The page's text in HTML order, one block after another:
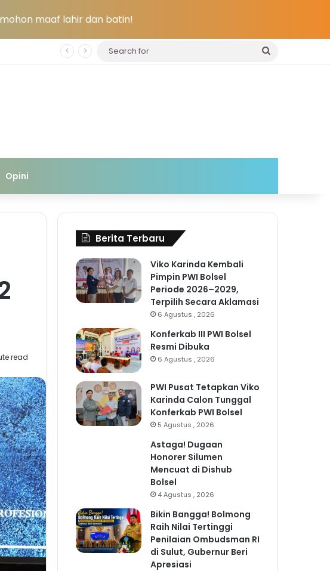
maaf lahir dan batin!
Opini
read
Berita Terbaru
Viko Karinda Kembali
Pimpin PWI Bolsel
Periode 2026–2029,
Terpilih Secara Aklamasi
6 Agustus , 2026
Konferkab III PWI Bolsel
Resmi Dibuka
6 Agustus , 2026
PWI Pusat Tetapkan Viko
Karinda Calon Tunggal
Konferkab PWI Bolsel
5 Agustus , 2026
Astaga! Dugaan
Honorer Silumen
Mencuat di Dishub
Bolsel
4 Agustus , 2026
Bikin Bangga! Bolmong
Raih Nilai Tertinggi
Penilaian Ombudsman RI
di Sulut, Gubernur Beri
Apresiasi